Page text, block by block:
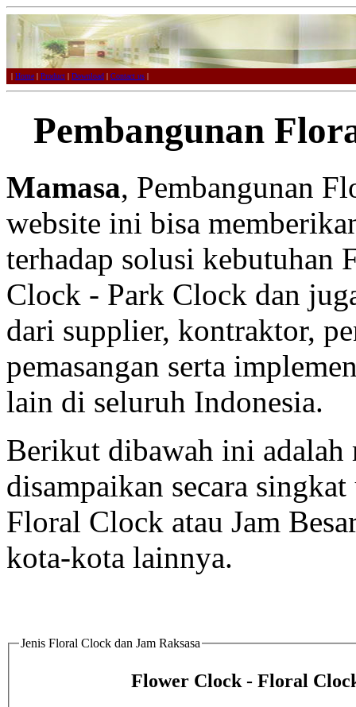
| Home | Product | Download | Contact us |
Pembangunan
Mamasa, Pembangunan
website ini bisa
terhadap solusi kebutuhan
Clock - Park Clock dan
dari supplier, kontraktor,
pemasangan serta
lain di seluruh Indonesia.
Berikut dibawah ini adalah
disampaikan secara
Floral Clock atau Jam
kota-kota lainnya.
Jenis Floral Clock dan Jam Raksasa
Flower Clock - Floral